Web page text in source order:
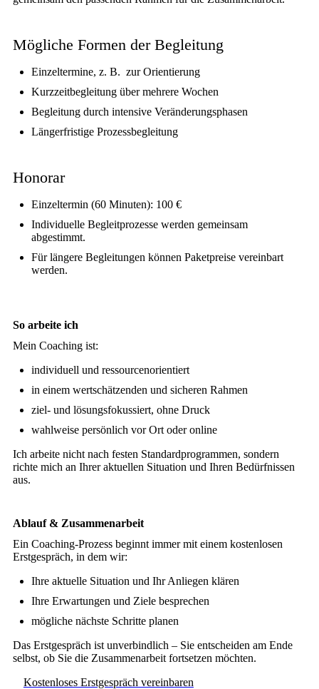
Mögliche Formen der Begleitung
Einzeltermine, z. B. zur Orientierung
Kurzzeitbegleitung über mehrere Wochen
Begleitung durch intensive Veränderungsphasen
Längerfristige Prozessbegleitung
Honorar
Einzeltermin (60 Minuten): 100 €
Individuelle Begleitprozesse werden gemeinsam
abgestimmt.
Für längere Begleitungen können Paketpreise vereinbart
werden.
So arbeite ich
Mein Coaching ist:
individuell und ressourcenorientiert
in einem wertschätzenden und sicheren Rahmen
ziel- und lösungsfokussiert, ohne Druck
wahlweise persönlich vor Ort oder online
Ich arbeite nicht nach festen Standardprogrammen, sondern
richte mich an Ihrer aktuellen Situation und Ihren Bedürfnissen
aus.
Ablauf & Zusammenarbeit
Ein Coaching-Prozess beginnt immer mit einem kostenlosen
Erstgespräch, in dem wir:
Ihre aktuelle Situation und Ihr Anliegen klären
Ihre Erwartungen und Ziele besprechen
mögliche nächste Schritte planen
Das Erstgespräch ist unverbindlich – Sie entscheiden am Ende
selbst, ob Sie die Zusammenarbeit fortsetzen möchten.
Kostenloses Erstgespräch vereinbaren